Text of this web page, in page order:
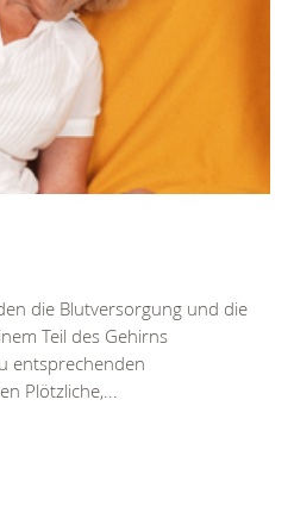
die Blutversorgung und die
Teil des Gehirns
entsprechenden
Plötzliche,...